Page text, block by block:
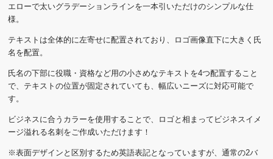
エローで太いグラデーションラインを一本引いただけのシンプルな仕
様。
テキストは全体的に左寄せに配置されており、ロゴ画像直下に大きく氏
名を配置。
氏名の下部に役職・資格など用の小さめなテキストを4つ配置すること
で、テキストの位置が固定されていても、幅広いニーズに対応可能で
す。
ビジネスに合うカラーを使用することで、ロゴと相まってビジネスイメ
ージ溢れる名刺をご作成いただけます！
※表面デザインと区別するため英語表記となっていますが、通常の2バ